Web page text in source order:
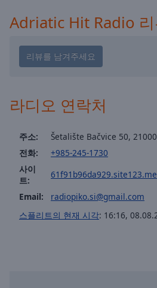
Descriptions
descriptions
off ,
Subtitles
settings,
opens
settings
subtitles
off,
Adriatic Hit Radio
라디오 연락처
주소:
Šetalište Bačvice 50,
전화:
+985-245-1730
사이
트:
61f91b96da929.site123.me
Email:
radiopiko.si@gmail.com
스플리트의 현재 시각: 16:16,